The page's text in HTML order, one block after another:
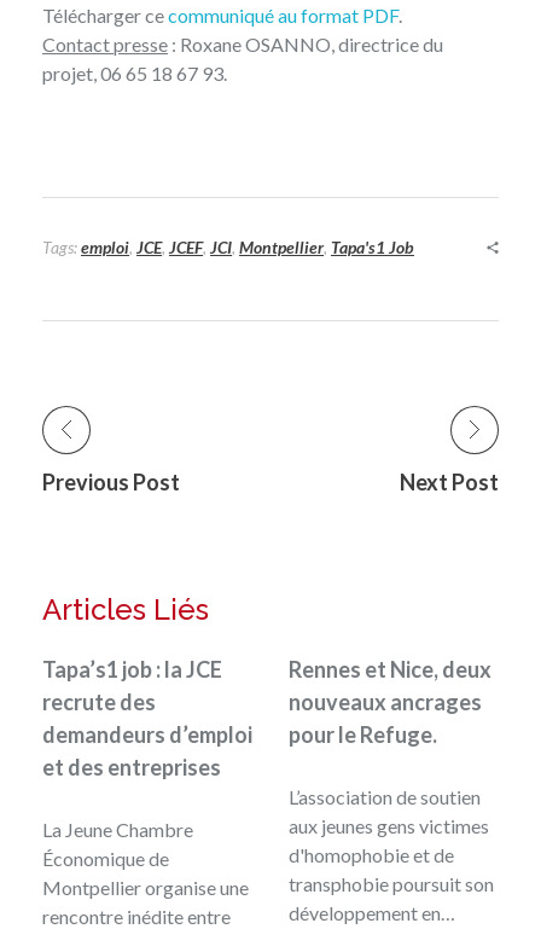
Télécharger cecommuniqué au format PDF.
Contact presse : Roxane OSANNO, directrice du
projet, 06 65 18 67 93.
Tags:emploi, JCE, JCEF, JCI, Montpellier, Tapa's1 Job
Previous Post Next Post
Articles Liés
Tapa’s1 job : la JCE
recrute des
demandeurs d’emploi
et des entreprises
La Jeune Chambre
Économique de
Montpellier organise une
rencontre inédite entre
Rennes et Nice, deux
nouveaux ancrages
pour le Refuge.
L’association de soutien
aux jeunes gens victimes
d'homophobie et de
transphobie poursuit son
développement en…